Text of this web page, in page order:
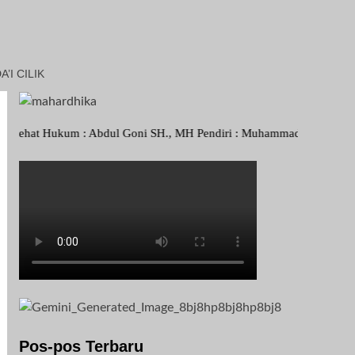
CILIK
: Abdul Goni SH., MH Pendiri : Muhammad Irfansyah,
Pos-pos Terbaru